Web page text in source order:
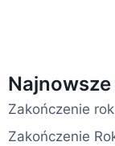
Zakończenie
Zakończenie